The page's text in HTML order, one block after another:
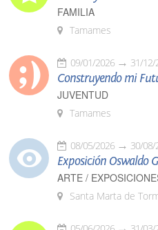
FAMILIA
Tamames
09/01/2026 31/12/
Construyendo mi
JUVENTUD
Tamames
08/05/2026 30/08/
Exposición Oswaldo
ARTE /
Santa Marta de